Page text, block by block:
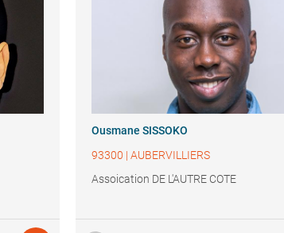
Ousmane SISSOKO
93300 | AUBERVILLIERS
Assoication DE L'AUTRE COTE